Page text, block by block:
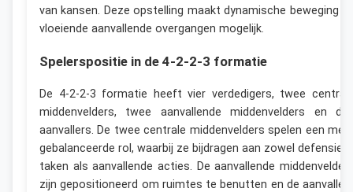
van kansen. Deze opstelling maakt dynamische beweging
vloeiende aanvallende overgangen mogelijk.
Spelerspositie in de 4-2-2-3 formatie
De 4-2-2-3 formatie heeft vier verdedigers, twee
middenvelders, twee aanvallende middenvelders en
aanvallers. De twee centrale middenvelders spelen een
gebalanceerde rol, waarbij ze bijdragen aan zowel
taken als aanvallende acties. De aanvallende
zijn gepositioneerd om ruimtes te benutten en de